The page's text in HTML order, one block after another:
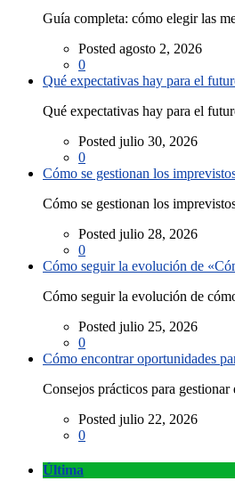
Guía completa: cómo elegir las
Posted agosto 2, 2026
0
Qué expectativas hay para el
Qué expectativas hay para el
Posted julio 30, 2026
0
Cómo se gestionan los
Cómo se gestionan los
Posted julio 28, 2026
0
Cómo seguir la evolución de
Cómo seguir la evolución de
Posted julio 25, 2026
0
Cómo encontrar oportunidades
Consejos prácticos para
Posted julio 22, 2026
0
Última